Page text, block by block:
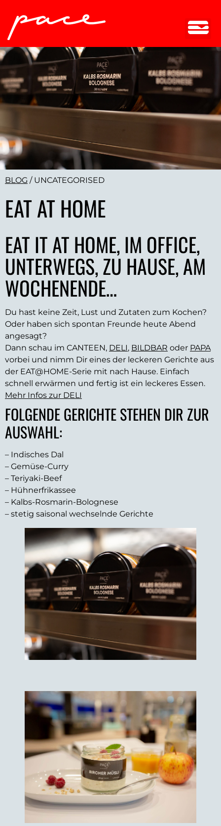
BLOG / UNCATEGORISED
EAT AT HOME
EAT IT AT HOME, IM OFFICE,
UNTERWEGS, ZU HAUSE, AM
WOCHENENDE…
Du hast keine Zeit, Lust und Zutaten zum Kochen?
Oder haben sich spontan Freunde heute Abend
angesagt?
Dann schau im CANTEEN, DELI, BILDBAR oder PAPA
vorbei und nimm Dir eines der leckeren Gerichte aus
der EAT@HOME-Serie mit nach Hause. Einfach
schnell erwärmen und fertig ist ein leckeres Essen.
Mehr Infos zur DELI
FOLGENDE GERICHTE STEHEN DIR ZUR
AUSWAHL:
– Indisches Dal
– Gemüse-Curry
– Teriyaki-Beef
– Hühnerfrikassee
– Kalbs-Rosmarin-Bolognese
– stetig saisonal wechselnde Gerichte